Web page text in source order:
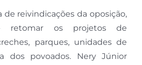
de reivindicações da oposição,
retomar os projetos de
parques, unidades de
dos povoados. Nery Júnior